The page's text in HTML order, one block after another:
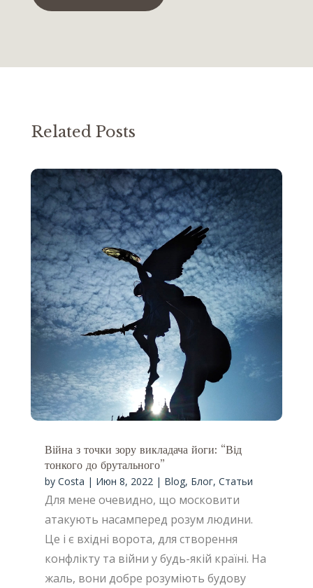
Related Posts
Війна з точки зору викладача йоги: “Від
тонкого до брутального”
by Costa | Июн 8, 2022| Blog, Блог, Статьи
Для мене очевидно, що московити
атакують насамперед розум людини.
Це і є вхідні ворота, для створення
конфлікту та війни у будь-якій країні. На
жаль, вони добре розуміють будову